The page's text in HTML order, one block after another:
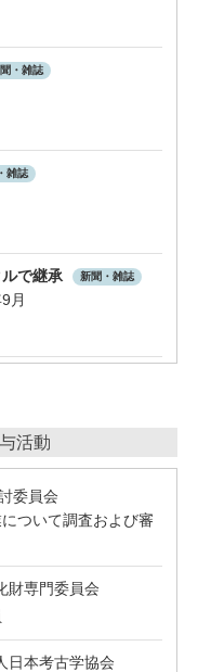
・雑誌
雑誌
で継承 新聞・雑誌
月
活動
委員会
ついて調査および審
財専門委員会
日本考古学協会